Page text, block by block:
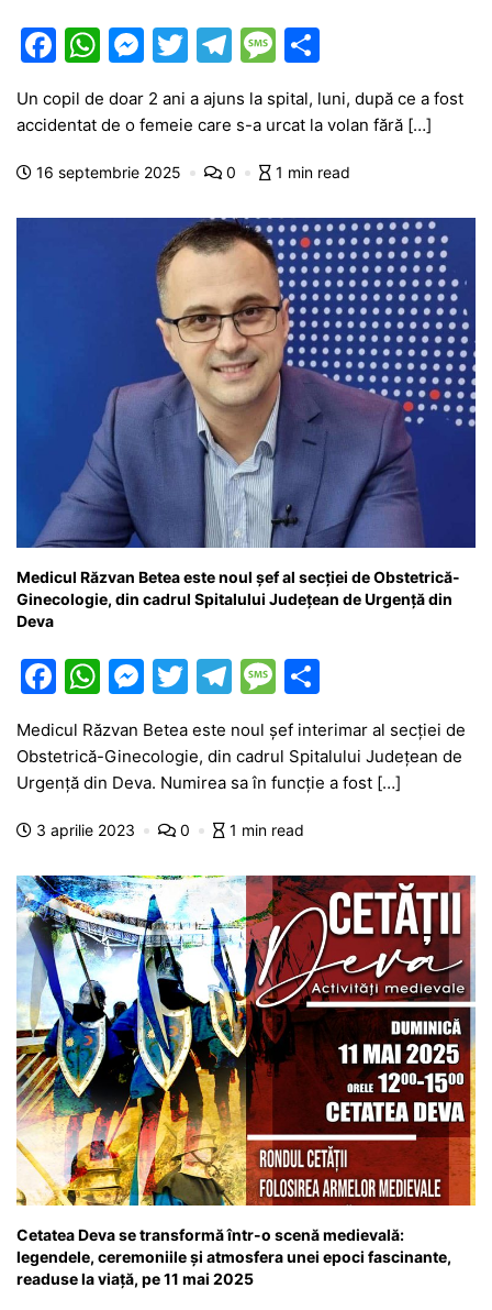
F
a
c
b
o
W
at
A
p
M
s
e
n
g
er
T
w
itt
T
e
a
m
M
e
s
a
g
e
ar
ta
a
z
ă
Un copil de doar 2 ani a ajuns la spital, luni, după ce a fost
accidentat de o femeie care s-a urcat la volan fără […]
16 septembrie 2025 0 1 min read
Medicul Răzvan Betea este noul șef al secției de Obstetrică-
Ginecologie, din cadrul Spitalului Județean de Urgență din
Deva
F
c
e
b
o
o
k
W
at
s
A
p
M
s
s
e
g
er
T
itt
er
T
e
gr
a
M
e
s
s
a
g
e
ar
ta
je
ă
Medicul Răzvan Betea este noul șef interimar al secției de
Obstetrică-Ginecologie, din cadrul Spitalului Județean de
Urgență din Deva. Numirea sa în funcție a fost […]
3 aprilie 2023 0 1 min read
Cetatea Deva se transformă într-o scenă medievală:
legendele, ceremoniile și atmosfera unei epoci fascinante,
readuse la viață, pe 11 mai 2025